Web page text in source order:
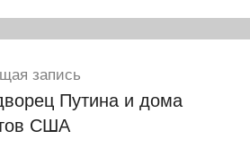
запись
Путина и дома
США